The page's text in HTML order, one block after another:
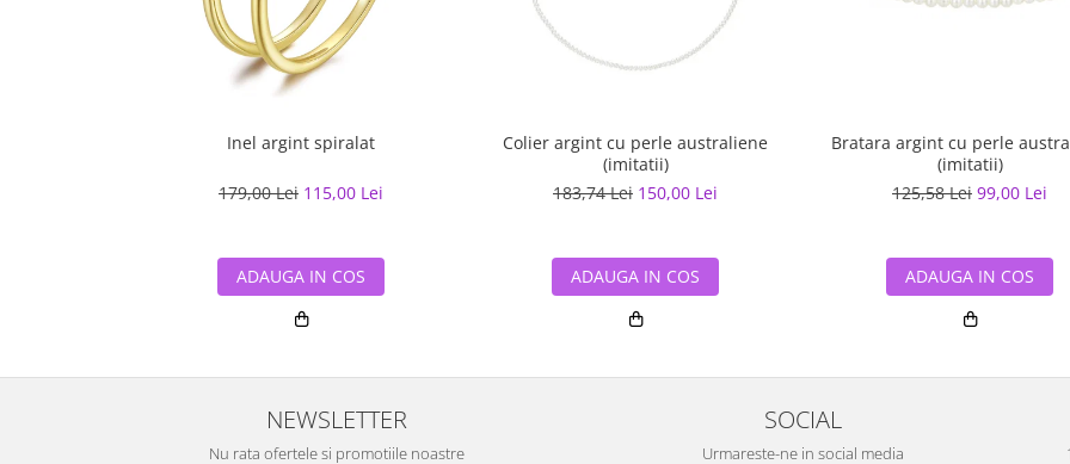
Inel argint spiralat
179,00 Lei 115,00 Lei
ADAUGA IN COS
Colier argint cu perle australiene
(imitatii)
183,74 Lei 150,00 Lei
ADAUGA IN COS
Bratara argint cu perle
(imitatii)
125,58 Lei 99,00 Lei
ADAUGA IN COS
NEWSLETTER
Nu rata ofertele si promotiile noastre
SOCIAL
Urmareste-ne in social media